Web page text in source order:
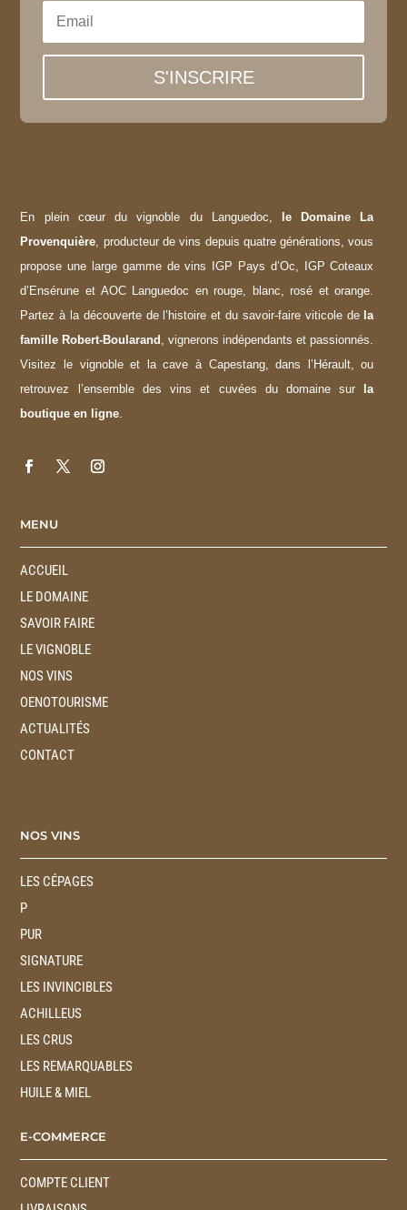
S'INSCRIRE
En plein cœur du vignoble du Languedoc, le Domaine La
Provenquière , producteur de vins depuis quatre générations, vous
propose une large gamme de vins IGP Pays d’Oc, IGP Coteaux
d’Ensérune et AOC Languedoc en rouge, blanc, rosé et orange.
Partez à la découverte de l’histoire et du savoir-faire viticole dela
famille Robert-Boularand , vignerons indépendants et passionnés.
Visitez le vignoble et la cave à Capestang, dans l’Hérault, ou
retrouvez l’ensemble des vins et cuvées du domaine sur la
boutique en ligne
MENU
ACCUEIL
LE DOMAINE
SAVOIR FAIRE
LE VIGNOBLE
NOS VINS
OENOTOURISME
ACTUALITÉS
CONTACT
NOS VINS
LES CÉPAGES
P
PUR
SIGNATURE
LES INVINCIBLES
ACHILLEUS
LES CRUS
LES REMARQUABLES
HUILE & MIEL
E-COMMERCE
COMPTE CLIENT